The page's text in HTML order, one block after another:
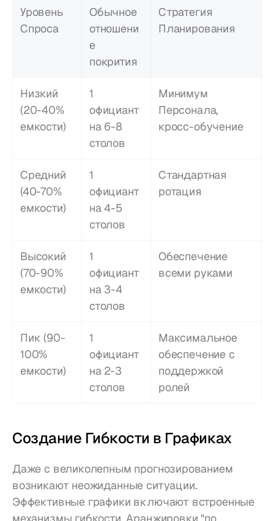
Уровень
Спроса
Обычное
отношени
е
покрития
Стратегия
Планирования
Низкий
(20-40%
емкости)
1
официант
на 6-8
столов
Минимум
Персонала,
кросс-обучение
Средний
(40-70%
емкости)
1
официант
на 4-5
столов
Стандартная
ротация
Высокий
(70-90%
емкости)
1
официант
на 3-4
столов
Обеспечение
всеми руками
Пик (90-
100%
емкости)
1
официант
на 2-3
столов
Максимальное
обеспечение с
поддержкой
ролей
Создание Гибкости в Графиках
Даже с великолепным прогнозированием
возникают неожиданные ситуации.
Эффективные графики включают встроенные